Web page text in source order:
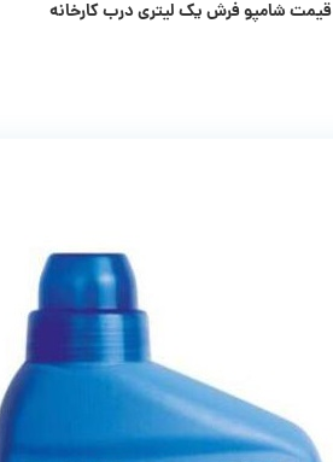
قیمت شامپو فرش یک لیتری درب کارخانه